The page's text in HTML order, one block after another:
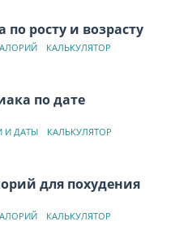
по росту и возрасту
КАЛЬКУЛЯТОР
по дате
И ДАТЫ
КАЛЬКУЛЯТОР
для похудения
КАЛЬКУЛЯТОР